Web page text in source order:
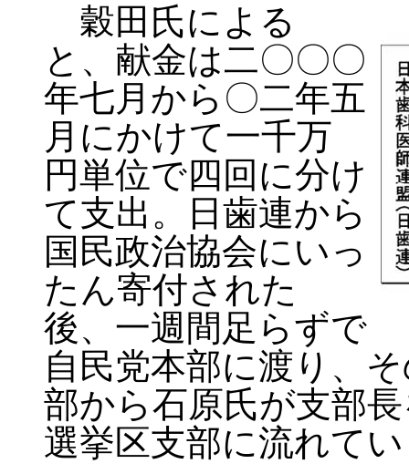
穀田氏による
と、献金は二〇〇〇
年七月から〇二年五
月にかけて一千万
円単位で四回に分け
て支出。日歯連から
国民政治協会にいっ
たん寄付された
後、一週間足らずで
自民党本部に渡り、
部から石原氏が支部
選挙区支部に流れて